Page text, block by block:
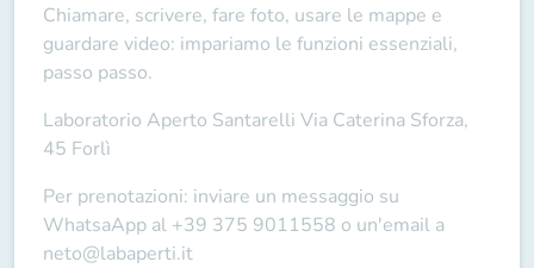
Chiamare, scrivere, fare foto, usare le mappe e
guardare video: impariamo le funzioni essenziali,
passo passo.
Laboratorio Aperto Santarelli Via Caterina Sforza,
45 Forlì
Per prenotazioni: inviare un messaggio su
WhatsaApp al +39 375 9011558 o un'email a
neto@labaperti.it